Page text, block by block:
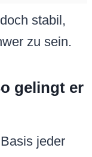
stabil,
zu sein.
gelingt er
jeder